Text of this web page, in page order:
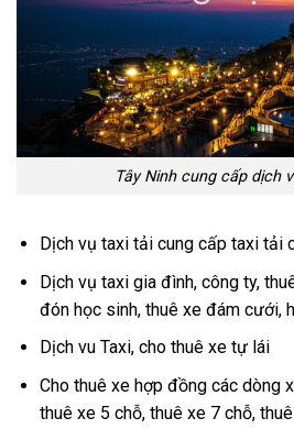
Tây Ninh cung cấp dịch
Dịch vụ taxi tải cung cấp taxi tải
Dịch vụ taxi gia đình, công ty,
đón học sinh, thuê xe đám cưới,
Dịch vu Taxi, cho thuê xe tự lái
Cho thuê xe hợp đồng các dòng
thuê xe 5 chỗ, thuê xe 7 chỗ,